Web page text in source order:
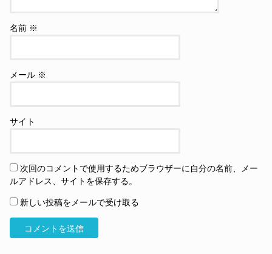
名前 ※
メール ※
サイト
次回のコメントで使用するためブラウザーに自分の名前、メー
ルアドレス、サイトを保存する。
新しい投稿をメールで受け取る